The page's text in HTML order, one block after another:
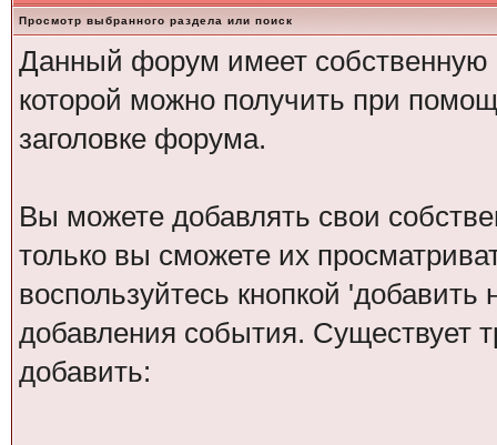
Просмотр выбранного раздела или поиск
Данный форум имеет собственную
которой можно получить при
заголовке форума.
Вы можете добавлять свои
только вы сможете их
воспользуйтесь кнопкой
добавления события. Существует
добавить: